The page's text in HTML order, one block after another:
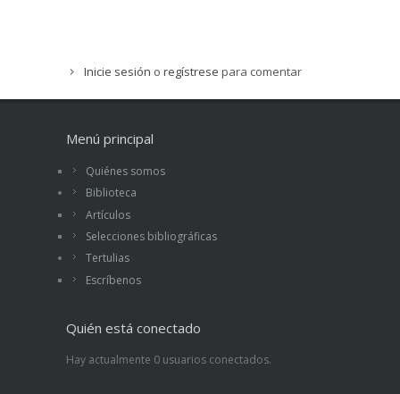
Inicie sesión o regístrese para comentar
Menú principal
Quiénes somos
Biblioteca
Artículos
Selecciones bibliográficas
Tertulias
Escríbenos
Quién está conectado
Hay actualmente 0 usuarios conectados.